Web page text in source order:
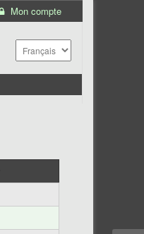
Mon compte